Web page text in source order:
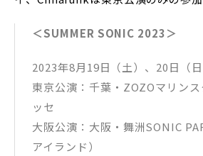
＜SUMMER SONIC 2023＞
2023年8月19日（土）、20日（日
東京公演：千葉・ZOZOマリンス
ッセ
大阪公演：大阪・舞洲SONIC
アイランド）